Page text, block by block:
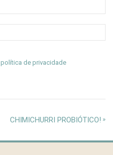
política de privacidade
CHIMICHURRI PROBIÓTICO! »